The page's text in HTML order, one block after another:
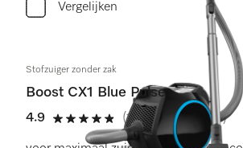
Vergelijken
Stofzuiger zonder zak
Boost CX1 Blue Pulse
4.9
4.9 sterren op 5
(13 beoordelingen)